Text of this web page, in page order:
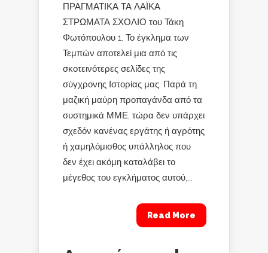
ΠΡΑΓΜΑΤΙΚΑ ΤΑ ΛΑΪΚΑ
ΣΤΡΩΜΑΤΑ ΣΧΟΛΙΟ του Τάκη
Φωτόπουλου 1. Το έγκλημα των
Τεμπών αποτελεί μια από τις
σκοτεινότερες σελίδες της
σύγχρονης Ιστορίας μας. Παρά τη
μαζική μαύρη προπαγάνδα από τα
συστημικά ΜΜΕ, τώρα δεν υπάρχει
σχεδόν κανένας εργάτης ή αγρότης
ή χαμηλόμισθος υπάλληλος που
δεν έχει ακόμη καταλάβει το
μέγεθος του εγκλήματος αυτού,...
Read More